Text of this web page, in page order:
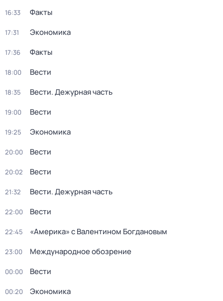
16:33 Факты
17:31 Экономика
17:36 Факты
18:00 Вести
18:35 Вести. Дежурная часть
19:00 Вести
19:25 Экономика
20:00 Вести
20:02 Вести
21:32 Вести. Дежурная часть
22:00 Вести
22:45 «Америка» с Валентином Богдановым
23:00 Международное обозрение
00:00 Вести
00:20 Экономика